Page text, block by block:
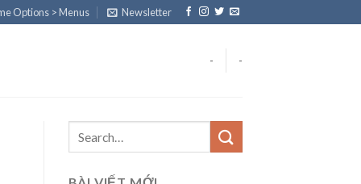
Options > Menus Newsletter
- -